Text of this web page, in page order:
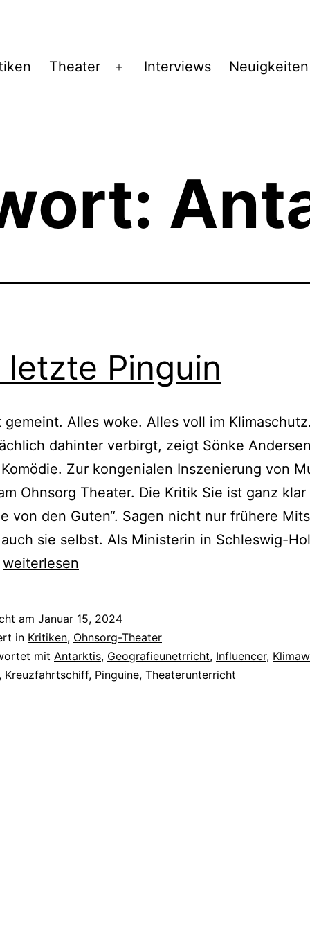
Theater
Menü
Interviews Neuigkeiten
letzte Pinguin
gemeint. Alles woke. Alles voll im
dahinter verbirgt, zeigt Sönke
Zur kongenialen Inszenierung von
Ohnsorg Theater. Die Kritik Sie ist ganz klar
von den Guten“. Sagen nicht nur frühere
sie selbst. Als Ministerin in Schleswig-
Der
weiterlesen
am Januar 15, 2024
in Kritiken, Ohnsorg-Theater
mit Antarktis, Geografieunetrricht, Influencer,
Kreuzfahrtschiff, Pinguine, Theaterunterricht